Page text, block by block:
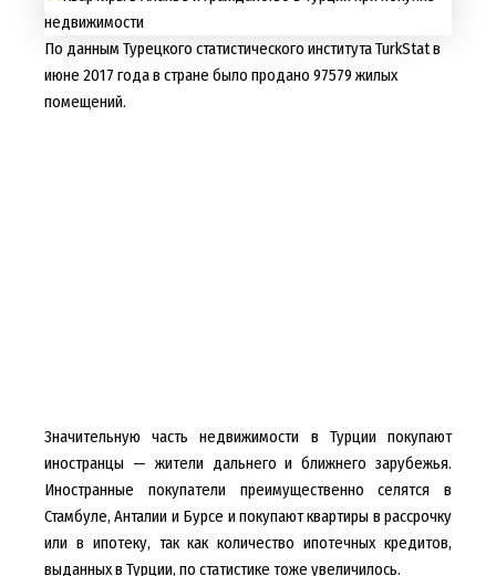
По данным Турецкого статистического института TurkStat в
июне 2017 года в стране было продано 97579 жилых
помещений.
Значительную часть недвижимости в Турции покупают
иностранцы — жители дальнего и ближнего зарубежья.
Иностранные покупатели преимущественно селятся в
Стамбуле, Анталии и Бурсе и покупают квартиры в рассрочку
или в ипотеку, так как количество ипотечных кредитов,
выданных в Турции, по статистике тоже увеличилось.